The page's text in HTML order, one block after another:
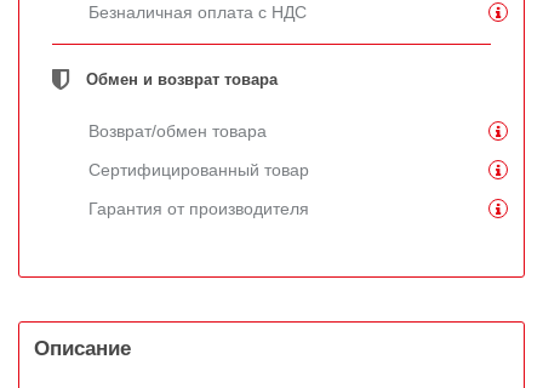
Безналичная оплата с НДС
Обмен и возврат товара
Возврат/обмен товара
Сертифицированный товар
Гарантия от производителя
Описание